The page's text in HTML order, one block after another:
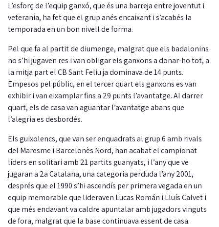
L’esforç de l’equip ganxó, que és una barreja entre joventut i
veterania, ha fet que el grup anés encaixant i s’acabés la
temporada en un bon nivell de forma.
Pel que fa al partit de diumenge, malgrat que els badalonins
no s’hi jugaven res i van obligar els ganxons a donar-ho tot, a
la mitja part el CB Sant Feliu ja dominava de 14 punts.
Empesos pel públic, en el tercer quart els ganxons es van
exhibir i van eixamplar fins a 29 punts l’avantatge. Al darrer
quart, els de casa van aguantar l’avantatge abans que
l’alegria es desbordés.
Els guixolencs, que van ser enquadrats al grup 6 amb rivals
del Maresme i Barcelonès Nord, han acabat el campionat
líders en solitari amb 21 partits guanyats, i l’any que ve
jugaran a 2a Catalana, una categoria perduda l’any 2001,
després que el 1990 s’hi ascendís per primera vegada en un
equip memorable que lideraven Lucas Román i Lluís Calvet i
que més endavant va caldre apuntalar amb jugadors vinguts
de fora, malgrat que la base continuava essent de casa.